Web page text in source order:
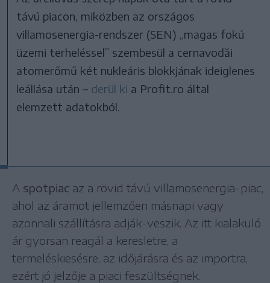
távú piacon, miközben az országos
villamosenergia-rendszer (SEN) „magas fokú
üzemi terheléssel” szembesül a cernavodăi
atomerőmű két nukleáris blokkjának ideiglenes
leállása után – derül ki a Profit.ro által
elemzett adatokból.
A spotpiac az a rövid távú villamosenergia-piac,
ahol az áramot jellemzően másnapi vagy
azonnali szállításra adják-veszik. Az itt kialakuló
ár gyorsan reagál a keresletre, a
termeléskiesésre, az időjárásra és az importra,
ezért jó jelzője a piaci feszültségnek.